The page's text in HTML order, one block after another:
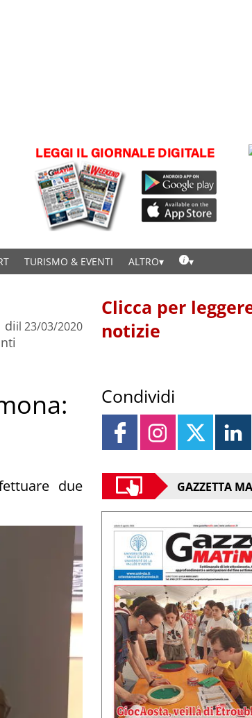
TURISMO & EVENTI ALTRO
diil 23/03/2020
due
Clicca per
notizie
Condividi
GAZZETTA